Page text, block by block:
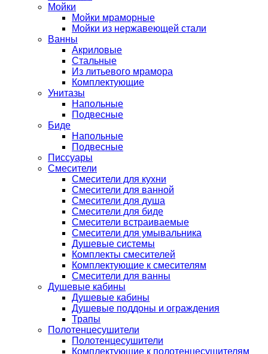
Мойки
Мойки мраморные
Мойки из нержавеющей стали
Ванны
Акриловые
Стальные
Из литьевого мрамора
Комплектующие
Унитазы
Напольные
Подвесные
Биде
Напольные
Подвесные
Писсуары
Смесители
Смесители для кухни
Смесители для ванной
Смесители для душа
Смесители для биде
Смесители встраиваемые
Смесители для умывальника
Душевые системы
Комплекты смесителей
Комплектующие к смесителям
Смесители для ванны
Душевые кабины
Душевые кабины
Душевые поддоны и ограждения
Трапы
Полотенцесушители
Полотенцесушители
Комплектующие к полотенцесушителям